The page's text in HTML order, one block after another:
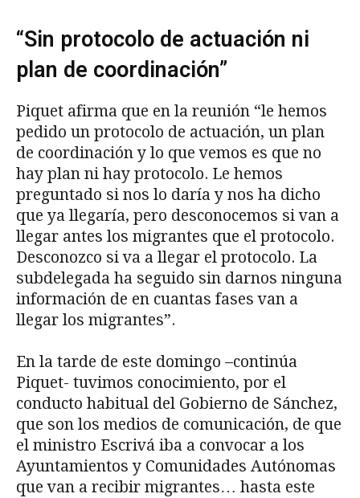
“Sin protocolo de actuación ni
plan de coordinación”
Piquet afirma que en la reunión “le hemos
pedido un protocolo de actuación, un plan
de coordinación y lo que vemos es que no
hay plan ni hay protocolo. Le hemos
preguntado si nos lo daría y nos ha dicho
que ya llegaría, pero desconocemos si van a
llegar antes los migrantes que el protocolo.
Desconozco si va a llegar el protocolo. La
subdelegada ha seguido sin darnos ninguna
información de en cuantas fases van a
llegar los migrantes”.
En la tarde de este domingo –continúa
Piquet- tuvimos conocimiento, por el
conducto habitual del Gobierno de Sánchez,
que son los medios de comunicación, de que
el ministro Escrivá iba a convocar a los
Ayuntamientos y Comunidades Autónomas
que van a recibir migrantes… hasta este